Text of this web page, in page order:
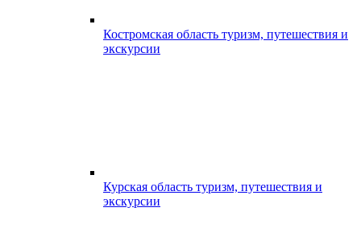
Костромская область туризм, путешествия и
экскурсии
Курская область туризм, путешествия и
экскурсии